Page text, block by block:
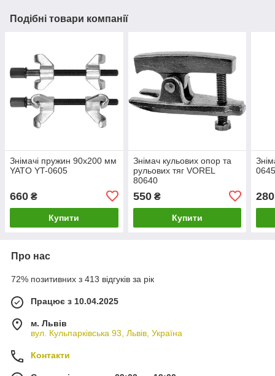
Подібні товари компанії
Знімачі пружин 90х200 мм
YATO YT-0605
660 ₴
Купити
Знімач кульових опор та
рульових тяг VOREL
80640
550₴
Купити
280
Про нас
72% позитивних з 413 відгуків за рік
Працює з 10.04.2025
м. Львів
вул. Кульпарківська 93, Львів, Україна
Контакти